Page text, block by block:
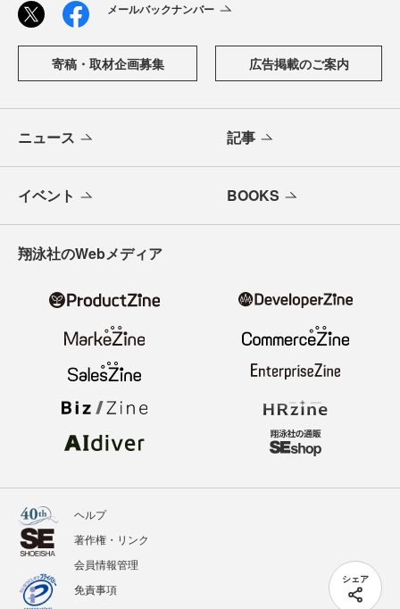
シェア
メールバックナンバー
寄稿・取材企画募集 広告掲載のご案内
ニュース 記事
イベント BOOKS
翔泳社のWebメディア
ヘルプ
著作権・リンク
会員情報管理
免責事項